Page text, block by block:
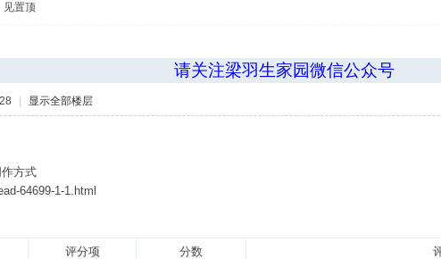
见置顶
请关注梁羽生家园微信公众号
| 显示全部楼层
作方式
64699-1-1.html
评分项 分数